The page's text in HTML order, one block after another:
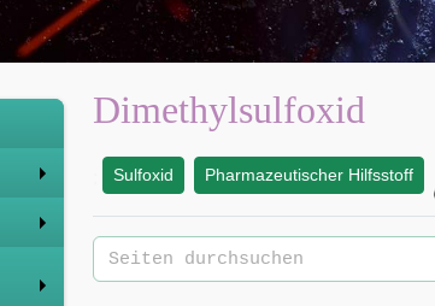
Dimethylsulfoxid
Sulfoxid Pharmazeutischer Hilfsstoff